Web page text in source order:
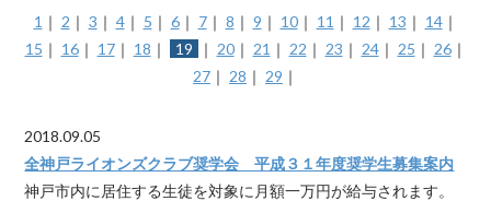
1 ｜ 2 ｜ 3 ｜ 4｜ 5 ｜ 6｜ 7｜ 8 ｜ 9 ｜ 10｜ 11 ｜ 12 ｜ 13 ｜ 14｜
15 ｜ 16｜ 17｜ 18 ｜ 19 ｜ 20｜ 21 ｜ 22 ｜ 23 ｜ 24｜ 25 ｜ 26｜
27 ｜ 28 ｜ 29 ｜
2018.09.05
全神戸ライオンズクラブ奨学会 平成３１年度奨学生募集案内
神戸市内に居住する生徒を対象に月額一万円が給与されます。